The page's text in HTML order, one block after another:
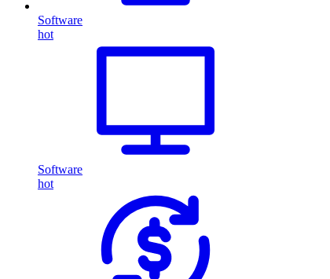
Software
hot
Software
hot